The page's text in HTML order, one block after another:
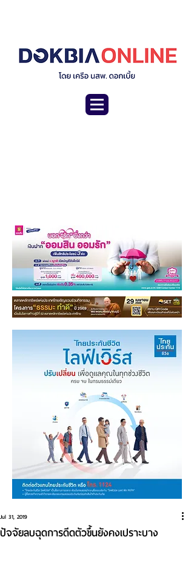
ปัจจัยลบฉุดการดีดตัวขึ้นยังคงเปราะบาง
Jul 31, 2019